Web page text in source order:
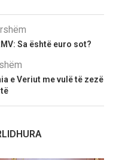
Sa është euro sot?
e Veriut me vulë të zezë